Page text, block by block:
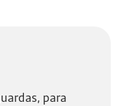
para